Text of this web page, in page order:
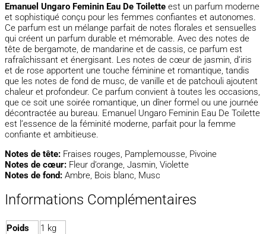
Emanuel Ungaro Feminin Eau De Toilette est un parfum moderne
et sophistiqué conçu pour les femmes confiantes et autonomes.
Ce parfum est un mélange parfait de notes florales et sensuelles
qui créent un parfum durable et mémorable. Avec des notes de
tête de bergamote, de mandarine et de cassis, ce parfum est
rafraîchissant et énergisant. Les notes de cœur de jasmin, d’iris
et de rose apportent une touche féminine et romantique, tandis
que les notes de fond de musc, de vanille et de patchouli ajoutent
chaleur et profondeur. Ce parfum convient à toutes les occasions,
que ce soit une soirée romantique, un dîner formel ou une journée
décontractée au bureau. Emanuel Ungaro Feminin Eau De Toilette
est l’essence de la féminité moderne, parfait pour la femme
confiante et ambitieuse.
Notes de tête: Fraises rouges, Pamplemousse, Pivoine
Notes de cœur: Fleur d’orange, Jasmin, Violette
Notes de fond: Ambre, Bois blanc, Musc
Informations Complémentaires
Poids 1 kg